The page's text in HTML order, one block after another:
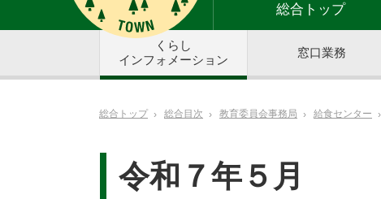
総合トップ
くらし
インフォメーション
窓口業務
総合トップ 総合目次 教育委員会事務局 給食センター
令和７年５月